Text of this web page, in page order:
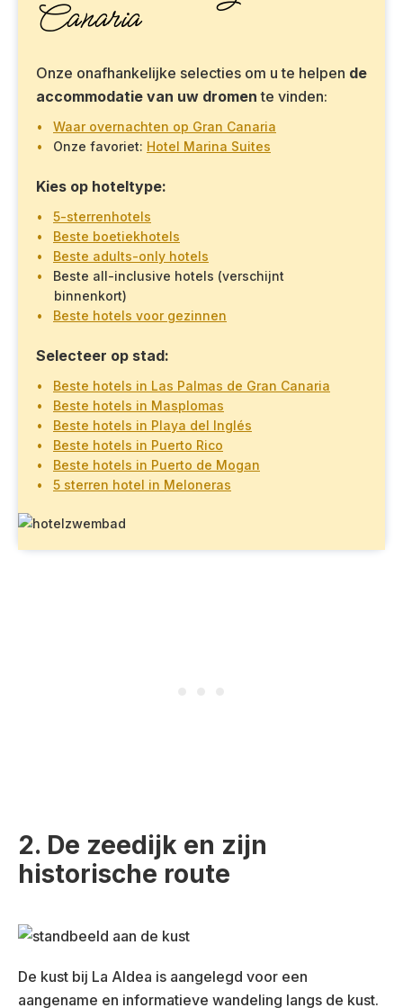
Canaria
Onze onafhankelijke selecties om u te helpen de
accommodatie van uw dromen te vinden:
Waar overnachten op Gran Canaria
Onze favoriet: Hotel Marina Suites
Kies op hoteltype:
5-sterrenhotels
Beste boetiekhotels
Beste adults-only hotels
Beste all-inclusive hotels (verschijnt
binnenkort)
Beste hotels voor gezinnen
Selecteer op stad:
Beste hotels in Las Palmas de Gran Canaria
Beste hotels in Masplomas
Beste hotels in Playa del Inglés
Beste hotels in Puerto Rico
Beste hotels in Puerto de Mogan
5 sterren hotel in Meloneras
2. De zeedijk en zijn
historische route
De kust bij La Aldea is aangelegd voor een
aangename en informatieve wandeling langs de kust.